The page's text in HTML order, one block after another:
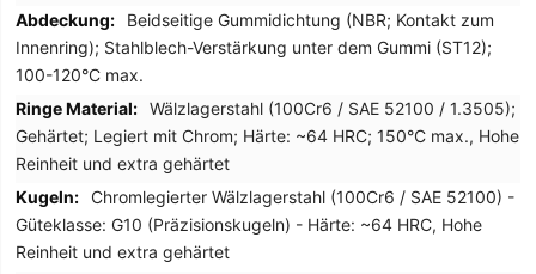
Beidseitige Gummidichtung (NBR; Kontakt zum
Innenring); Stahlblech-Verstärkung unter dem Gummi (ST12);
100-120°C max.
Wälzlagerstahl (100Cr6 / SAE 52100 / 1.3505);
Gehärtet; Legiert mit Chrom; Härte: ~64 HRC; 150°C max., Hohe
Reinheit und extra gehärtet
Chromlegierter Wälzlagerstahl (100Cr6 / SAE 52100) -
Güteklasse: G10 (Präzisionskugeln) - Härte: ~64 HRC, Hohe
Reinheit und extra gehärtet